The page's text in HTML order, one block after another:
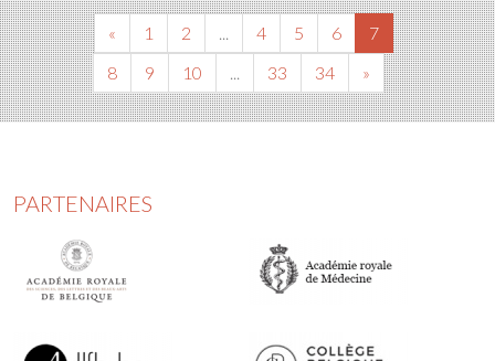
« 1 2 ... 4 5 6
7
8
9 10 ... 33 34 »
PARTENAIRES